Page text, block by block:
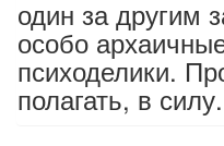
один за другим
особо
психоделики.
полагать, в